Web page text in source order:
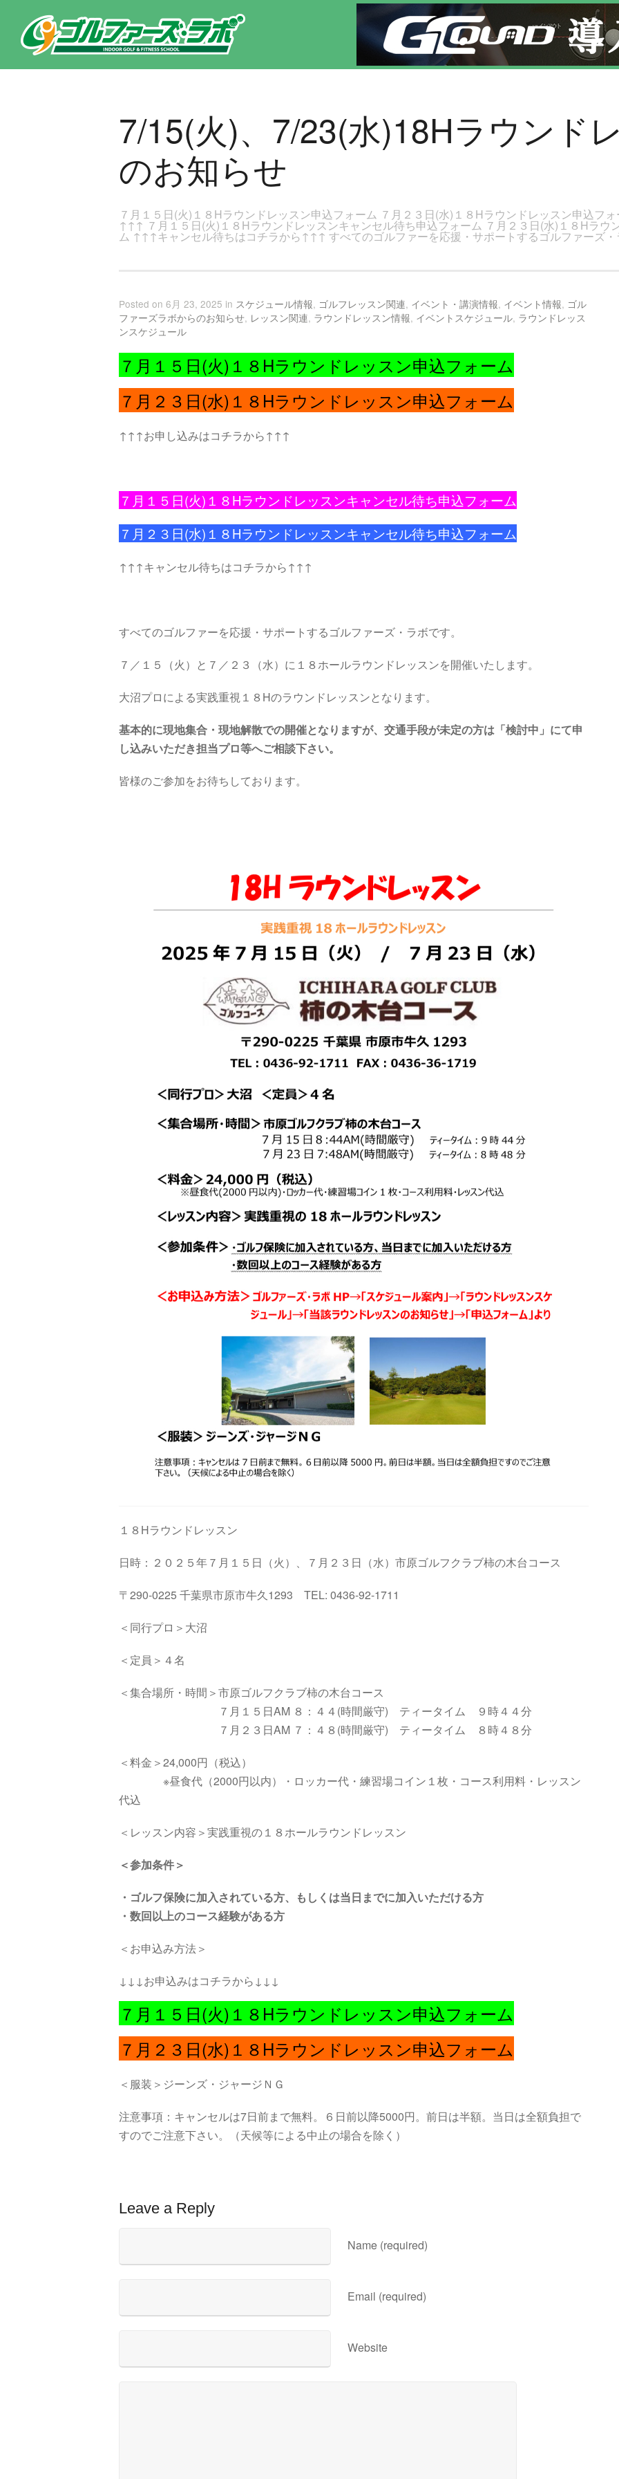
東京都新宿区・文京区ゴルフレッスンのゴルファーズ・ラボ » 7/15(火)、7/23(水)18Hラウンドレッスン開催のお知らせのページです。新宿区、若松河田で気軽にゴルフレッスン！
7/15(火)、7/23(水)18Hラウンド
のお知らせ
７月１５日(火)１８Hラウンドレッスン申込フォーム ７月２３日(水)１８Hラウンドレッスン申込フ
↑↑↑ ７月１５日(火)１８Hラウンドレッスンキャンセル待ち申込フォーム ７月２３日(水)１８Hラウ
ム ↑↑↑キャンセル待ちはコチラから↑↑↑ すべてのゴルファーを応援・サポートするゴルファーズ・
Posted on 6月 23, 2025 in スケジュール情報, ゴルフレッスン関連, イベント・講演情報, イベント情報, ゴル
ファーズラボからのお知らせ, レッスン関連, ラウンドレッスン情報, イベントスケジュール, ラウンドレッス
ンスケジュール
７月１５日(火)１８Hラウンドレッスン申込フォーム
７月２３日(水)１８Hラウンドレッスン申込フォーム
↑↑↑お申し込みはコチラから↑↑↑
７月１５日(火)１８Hラウンドレッスンキャンセル待ち申込フォーム
７月２３日(水)１８Hラウンドレッスンキャンセル待ち申込フォーム
↑↑↑キャンセル待ちはコチラから↑↑↑
すべてのゴルファーを応援・サポートするゴルファーズ・ラボです。
７／１５（火）と７／２３（水）に１８ホールラウンドレッスンを開催いたします。
大沼プロによる実践重視１８Hのラウンドレッスンとなります。
基本的に現地集合・現地解散での開催となりますが、交通手段が未定の方は「検討中」にて申
し込みいただき担当プロ等へご相談下さい。
皆様のご参加をお待ちしております。
１８Hラウンドレッスン
日時：２０２５年７月１５日（火）、７月２３日（水）市原ゴルフクラブ柿の木台コース
〒290-0225 千葉県市原市牛久1293 TEL: 0436-92-1711
＜同行プロ＞大沼
＜定員＞４名
＜集合場所・時間＞市原ゴルフクラブ柿の木台コース
７月１５日AM ８：４４(時間厳守) ティータイム ９時４４分
７月２３日AM ７：４８(時間厳守) ティータイム ８時４８分
＜料金＞24,000円（税込）
※昼食代（2000円以内）・ロッカー代・練習場コイン１枚・コース利用料・レッスン
代込
＜レッスン内容＞実践重視の１８ホールラウンドレッスン
＜参加条件＞
・ ゴルフ保険に加入されている方、もしくは当日までに加入いただける方
・数回以上のコース経験がある方
＜お申込み方法＞
↓↓↓お申込みはコチラから↓↓↓
７月１５日(火)１８Hラウンドレッスン申込フォーム
７月２３日(水)１８Hラウンドレッスン申込フォーム
＜服装＞ジーンズ・ジャージＮＧ
注意事項：キャンセルは7日前まで無料。６日前以降5000円。前日は半額。当日は全額負担で
すのでご注意下さい。（天候等による中止の場合を除く）
Leave a Reply
Name (required)
Email (required)
Website